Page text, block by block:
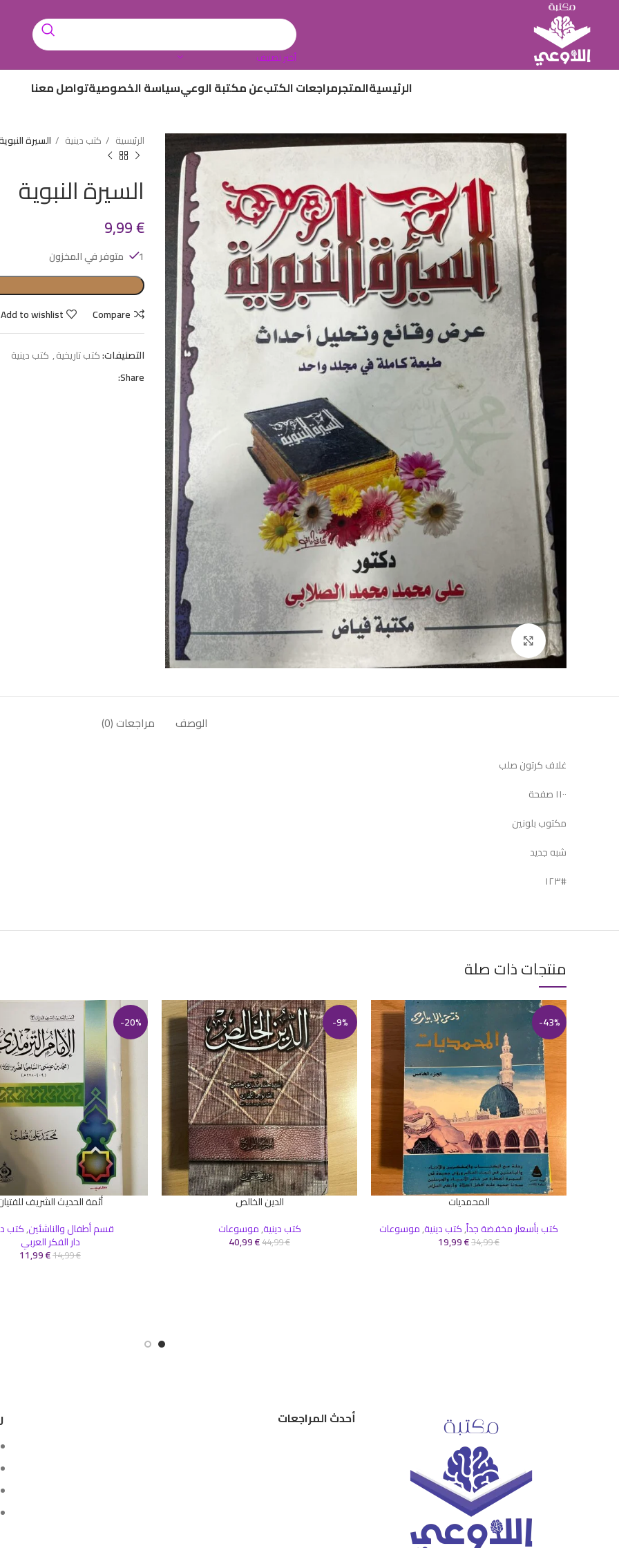
أختر تصنيف
الرئيسيةالمتجرمراجعات الكتبعن مكتبة الوعيسياسة الخصوصيةتواصل معنا
Click to enlarge
الرئيسية كتب دينية السيرة
السيرة النبوية
9,99€
1 متوفر في المخزون
Compare
Add to wishlist
التصنيفات:كتب تاريخية, كتب دينية
Share:
الوصف مراجعات (0)
غلاف كرتون صلب
١١٠٠ صفحة
مكتوب بلونين
شبه جديد
#١٢٣
منتجات ذات صلة
-43%
المحمديات
كتب بأسعار مخفضة جداً,كتب دينية,موسوعات
34,99€
19,99€
-9%
الدين الخالص
كتب دينية,موسوعات
44,99€
40,99€
-20%
إضافة إلى السلةأئمة الحديث الشريف
قسم أطفال والناشئين,كتب
دار الفكر العربي
14,99€
11,99€
أحدث المراجعات